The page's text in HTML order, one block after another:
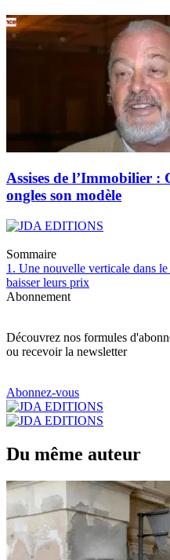
Assises de l’Immobilier :
ongles son modèle
Sommaire
1. Une nouvelle verticale dans
baisser leurs prix
Abonnement
Découvrez nos formules
ou recevoir la newsletter
Abonnez-vous
Du même auteur